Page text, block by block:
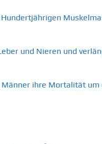
und Nieren und
Männer ihre Mortalität um